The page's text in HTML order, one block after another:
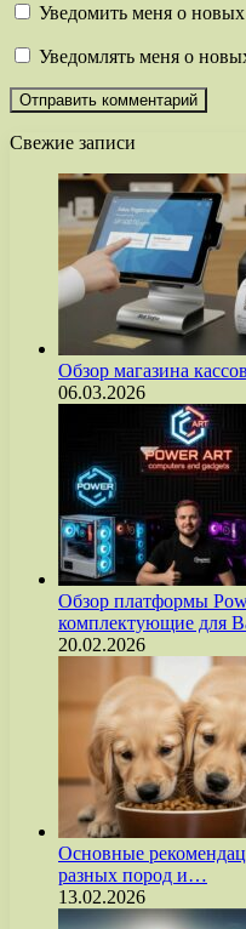
Уведомить меня о
Уведомлять меня о
Свежие записи
Обзор магазина
06.03.2026
Обзор платформы
комплектующие для
20.02.2026
Основные
разных пород и…
13.02.2026